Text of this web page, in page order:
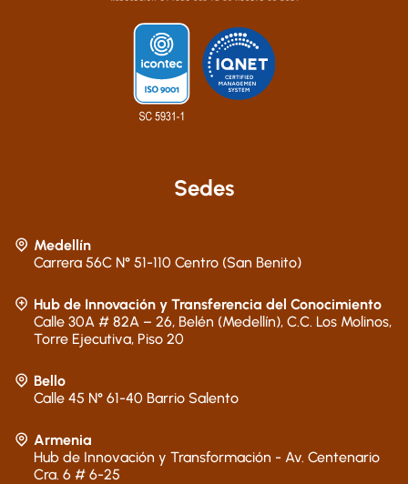
Sedes
Medellín
Carrera 56C N° 51-110 Centro (San Benito)
Hub de Innovación y Transferencia del Conocimiento
Calle 30A # 82A – 26, Belén (Medellín), C.C. Los Molinos,
Torre Ejecutiva, Piso 20
Bello
Calle 45 N° 61-40 Barrio Salento
Armenia
Hub de Innovación y Transformación - Av. Centenario
Cra. 6 # 6-25